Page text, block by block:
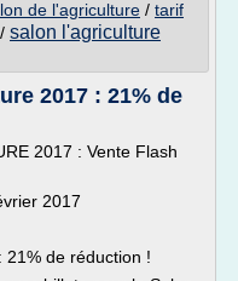
de l'agriculture / tarif
/ salon l'agriculture
2017 : 21% de
2017 : Vente Flash
2017
21% de réduction !